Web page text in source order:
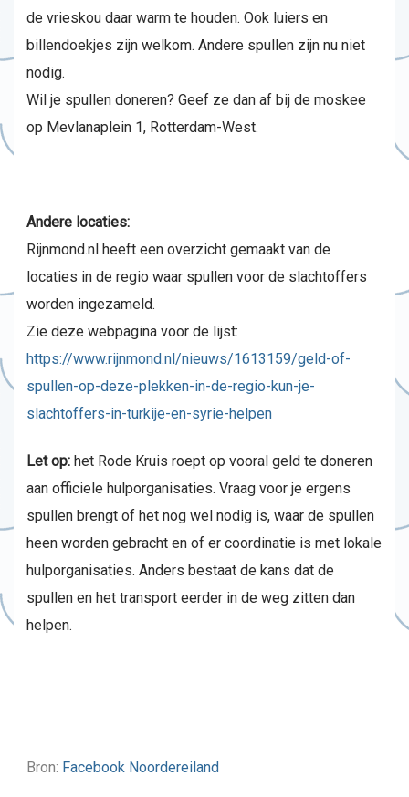
de vrieskou daar warm te houden. Ook luiers en
billendoekjes zijn welkom. Andere spullen zijn nu niet
nodig.
Wil je spullen doneren? Geef ze dan af bij de moskee
op Mevlanaplein 1, Rotterdam-West.
Andere locaties:
Rijnmond.nl heeft een overzicht gemaakt van de
locaties in de regio waar spullen voor de slachtoffers
worden ingezameld.
Zie deze webpagina voor de lijst:
https://www.rijnmond.nl/nieuws/1613159/geld-of-
spullen-op-deze-plekken-in-de-regio-kun-je-
slachtoffers-in-turkije-en-syrie-helpen
Let op: het Rode Kruis roept op vooral geld te doneren
aan officiele hulporganisaties. Vraag voor je ergens
spullen brengt of het nog wel nodig is, waar de spullen
heen worden gebracht en of er coordinatie is met lokale
hulporganisaties. Anders bestaat de kans dat de
spullen en het transport eerder in de weg zitten dan
helpen.
Bron: Facebook Noordereiland